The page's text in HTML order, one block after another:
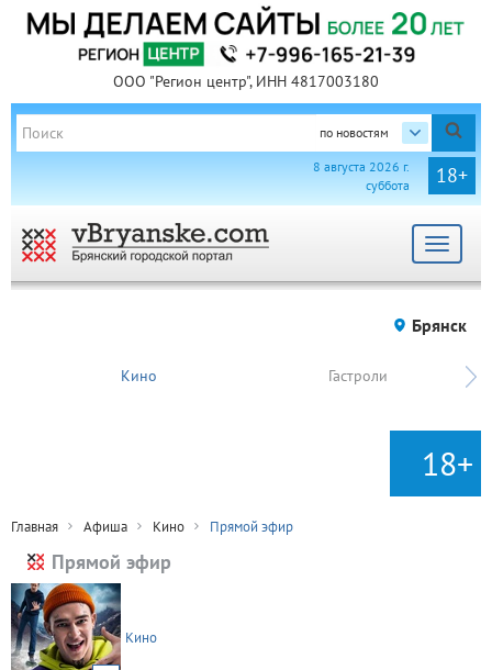
ООО "Регион центр", ИНН 4817003180
по новостям
18+
8 августа 2026 г.
суббота
Toggle
Брянск
Кино Гастроли
18+
Главная Афиша Кино Прямой эфир
Прямой эфир
Кино